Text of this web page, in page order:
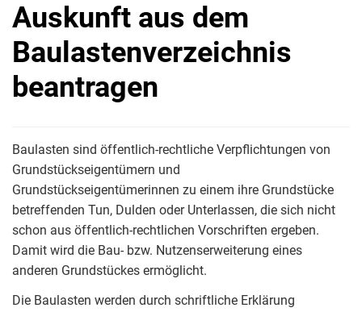
Auskunft aus dem
Baulastenverzeichnis
beantragen
Baulasten sind öffentlich-rechtliche Verpflichtungen von
Grundstückseigentümern und
Grundstückseigentümerinnen zu einem ihre Grundstücke
betreffenden Tun, Dulden oder Unterlassen, die sich nicht
schon aus öffentlich-rechtlichen Vorschriften ergeben.
Damit wird die Bau- bzw. Nutzenserweiterung eines
anderen Grundstückes ermöglicht.
Die Baulasten werden durch schriftliche Erklärung